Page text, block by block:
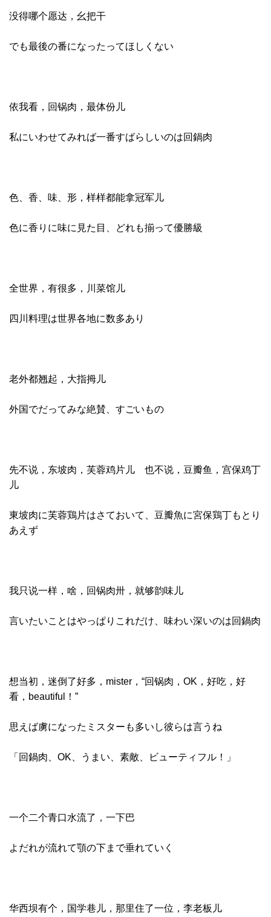
没得哪个愿达，幺把干
でも最後の番になったってほしくない
依我看，回锅肉，最体份儿
私にいわせてみれば一番すばらしいのは回鍋肉
色、香、味、形，样样都能拿冠军儿
色に香りに味に見た目、どれも揃って優勝級
全世界，有很多，川菜馆儿
四川料理は世界各地に数多あり
老外都翘起，大指拇儿
外国でだってみな絶賛、すごいもの
先不说，东坡肉，芙蓉鸡片儿 也不说，豆瓣鱼，宫保鸡丁
儿
東坡肉に芙蓉鶏片はさておいて、豆瓣魚に宮保鶏丁もとり
あえず
我只说一样，啥，回锅肉卅，就够韵味儿
言いたいことはやっぱりこれだけ、味わい深いのは回鍋肉
想当初，迷倒了好多，mister，“回锅肉，OK，好吃，好
看，beautiful！”
思えば虜になったミスターも多いし彼らは言うね
「回鍋肉、OK、うまい、素敵、ビューティフル！」
一个二个青口水流了，一下巴
よだれが流れて顎の下まで垂れていく
华西坝有个，国学巷儿，那里住了一位，李老板儿